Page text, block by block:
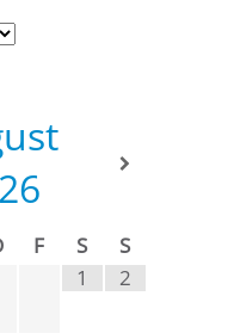
F S
S
1
2